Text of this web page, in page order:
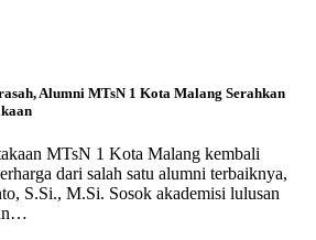
Alumni MTsN 1 Kota Malang Serahkan
MTsN 1 Kota Malang kembali
dari salah satu alumni terbaiknya,
S.Si., M.Si. Sosok akademisi lulusan